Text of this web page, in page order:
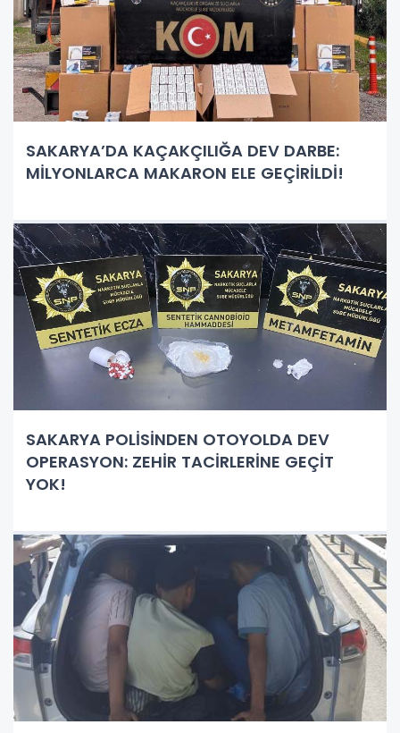
SAKARYA’DA KAÇAKÇILIĞA DEV DARBE:
MİLYONLARCA MAKARON ELE GEÇİRİLDİ!
SAKARYA POLİSİNDEN OTOYOLDA DEV
OPERASYON: ZEHİR TACİRLERİNE GEÇİT
YOK!